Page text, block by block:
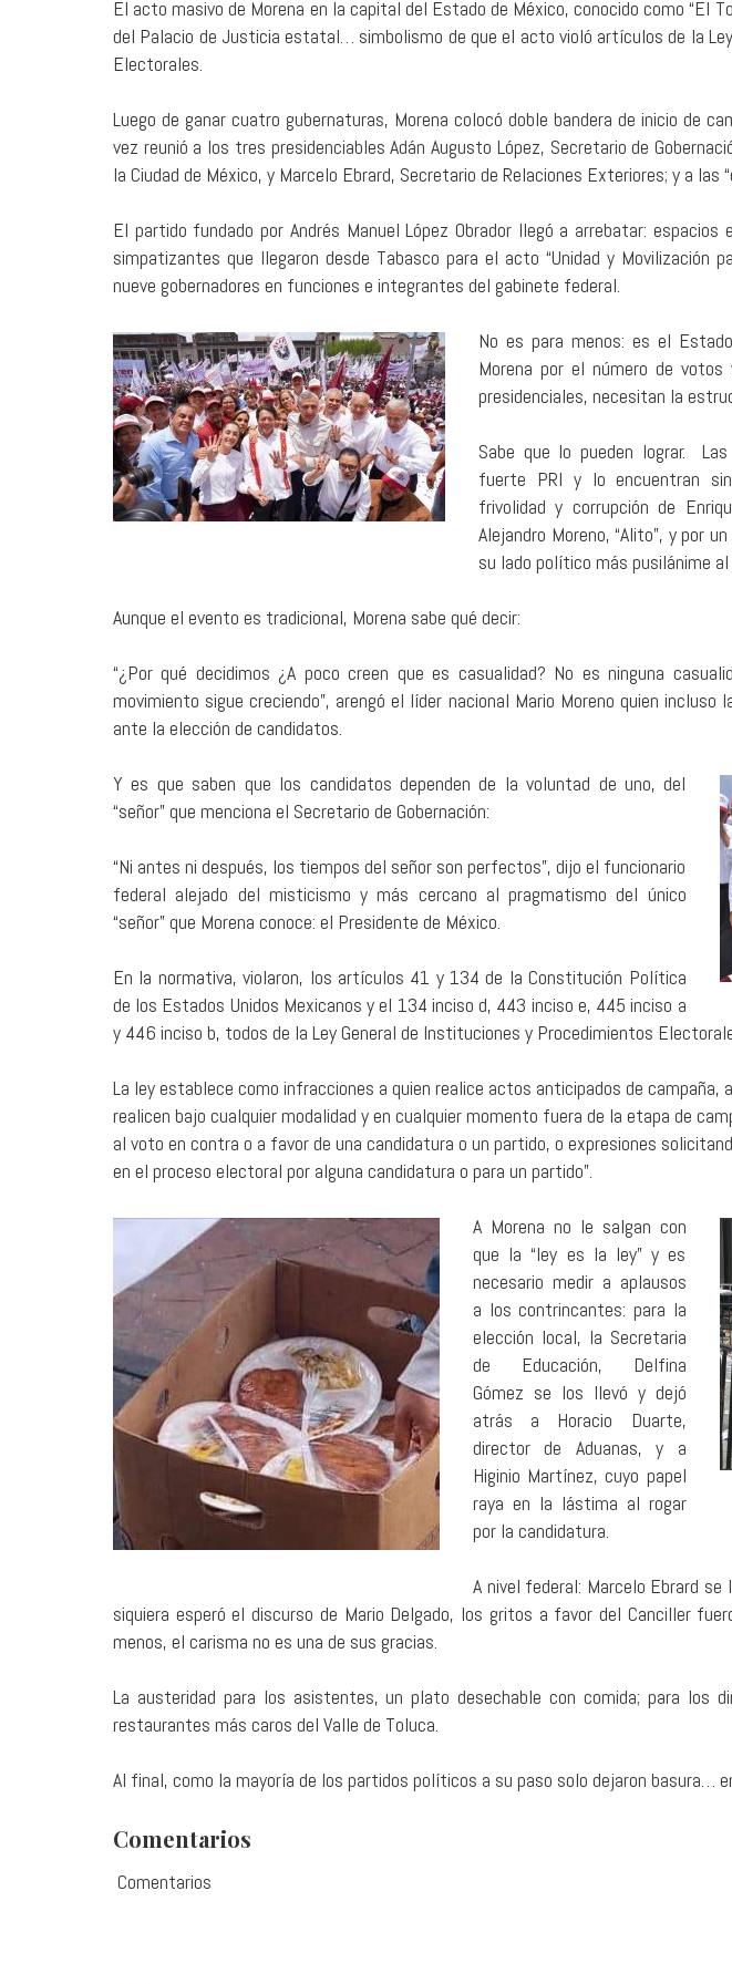
El acto masivo de Morena en la capital del Estado de México, conocido como “El
del Palacio de Justicia estatal… simbolismo de que el acto violó artículos de la
Electorales.
Luego de ganar cuatro gubernaturas, Morena colocó doble bandera de inicio de
vez reunió a los tres presidenciables Adán Augusto López, Secretario de
la Ciudad de México, y Marcelo Ebrard, Secretario de Relaciones Exteriores; y a las
El partido fundado por Andrés Manuel López Obrador llegó a arrebatar:
simpatizantes que llegaron desde Tabasco para el acto “Unidad y Movilización
nueve gobernadores en funciones e integrantes del gabinete federal.
No es para menos: es el
Morena por el número de
presidenciales, necesitan la
Sabe que lo pueden lograr.
fuerte PRI y lo encuentran
frivolidad y corrupción de
Alejandro Moreno, “Alito”, y por
su lado político más pusilánime
Aunque el evento es tradicional, Morena sabe qué decir:
“¿Por qué decidimos ¿A poco creen que es casualidad? No es ninguna
movimiento sigue creciendo”, arengó el líder nacional Mario Moreno quien incluso
ante la elección de candidatos.
Y es que saben que los candidatos dependen de la voluntad de uno, del
“señor” que menciona el Secretario de Gobernación:
“Ni antes ni después, los tiempos del señor son perfectos”, dijo el funcionario
federal alejado del misticismo y más cercano al pragmatismo del único
“señor” que Morena conoce: el Presidente de México.
En la normativa, violaron, los artículos 41 y 134 de la Constitución Política
de los Estados Unidos Mexicanos y el 134 inciso d, 443 inciso e, 445 inciso a
y 446 inciso b, todos de la Ley General de Instituciones y Procedimientos
La ley establece como infracciones a quien realice actos anticipados de campaña,
realicen bajo cualquier modalidad y en cualquier momento fuera de la etapa de
al voto en contra o a favor de una candidatura o un partido, o expresiones
en el proceso electoral por alguna candidatura o para un partido”.
A Morena no le salgan con
que la “ley es la ley” y es
necesario medir a aplausos
a los contrincantes: para la
elección local, la Secretaria
de Educación, Delfina
Gómez se los llevó y dejó
atrás a Horacio Duarte,
director de Aduanas, y a
Higinio Martínez, cuyo papel
raya en la lástima al rogar
por la candidatura.
A nivel federal: Marcelo Ebrard
siquiera esperó el discurso de Mario Delgado, los gritos a favor del Canciller
menos, el carisma no es una de sus gracias.
La austeridad para los asistentes, un plato desechable con comida; para los
restaurantes más caros del Valle de Toluca.
Al final, como la mayoría de los partidos políticos a su paso solo dejaron basura…
Comentarios
Comentarios